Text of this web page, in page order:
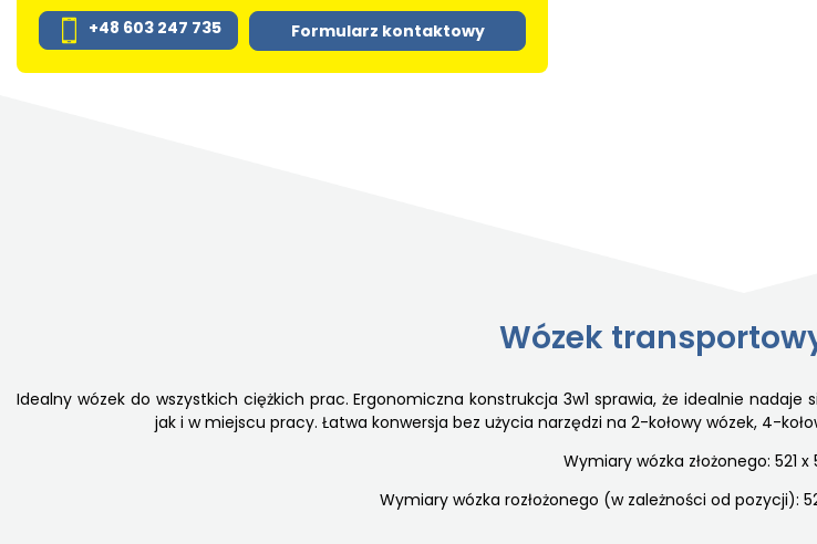
+48 603 247 735
Formularz kontaktowy
Wózek
Idealny wózek do wszystkich ciężkich prac. Ergonomiczna konstrukcja 3w1 sprawia, że idealnie
jak i w miejscu pracy. Łatwa konwersja bez użycia narzędzi na 2-kołowy wózek, 4-
Wymiary wózka złożonego: 521 x
Wymiary wózka rozłożonego (w zależności od pozycji):